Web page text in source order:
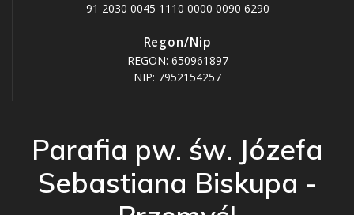
91 2030 0045 1110 0000 0090 6290
Regon/Nip
REGON: 650961897
NIP: 7952154257
Parafia pw. św. Józefa
Sebastiana Biskupa -